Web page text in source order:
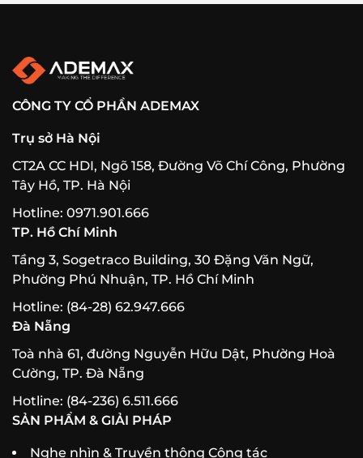
CÔNG TY CỔ PHẦN ADEMAX
Trụ sở Hà Nội
CT2A CC HDI, Ngõ 158, Đường Võ Chí Công, Phường
Tây Hồ, TP. Hà Nội
Hotline: 0971.901.666
TP. Hồ Chí Minh
Tầng 3, Sogetraco Building, 30 Đặng Văn Ngữ,
Phường Phú Nhuận, TP. Hồ Chí Minh
Hotline: (84-28) 62.947.666
Đà Nẵng
Toà nhà 61, đường Nguyễn Hữu Dật, Phường Hoà
Cường, TP. Đà Nẵng
Hotline: (84-236) 6.511.666
SẢN PHẨM & GIẢI PHÁP
Nghe nhìn & Truyền thông Cộng tác